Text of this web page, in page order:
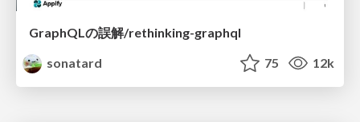
GraphQLの誤解/rethinking-graphql
sonatard
75 12k